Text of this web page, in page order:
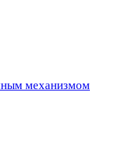
механизмом